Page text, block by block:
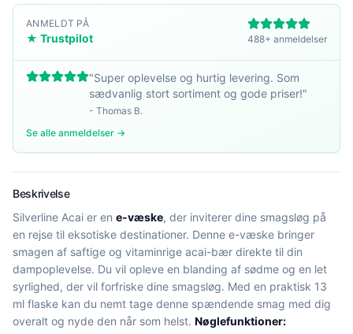
ANMELDT PÅ
★ Trustpilot 488+ anmeldelser
"Super oplevelse og hurtig levering. Som
sædvanlig stort sortiment og gode priser!"
- Thomas B.
Se alle anmeldelser →
Beskrivelse
Silverline Acai er en e-væske, der inviterer dine smagsløg på
en rejse til eksotiske destinationer. Denne e-væske bringer
smagen af saftige og vitaminrige acai-bær direkte til din
dampoplevelse. Du vil opleve en blanding af sødme og en let
syrlighed, der vil forfriske dine smagsløg. Med en praktisk 13
ml flaske kan du nemt tage denne spændende smag med dig
overalt og nyde den når som helst. Nøglefunktioner: